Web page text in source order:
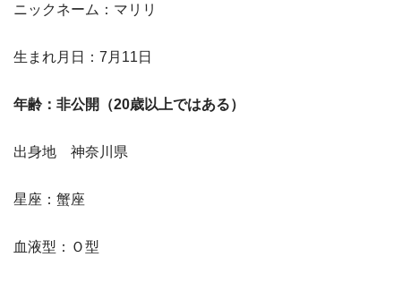
ニックネーム：マリリ
生まれ月日：7月11日
年齢：非公開（20歳以上ではある）
出身地 神奈川県
星座：蟹座
血液型：Ｏ型